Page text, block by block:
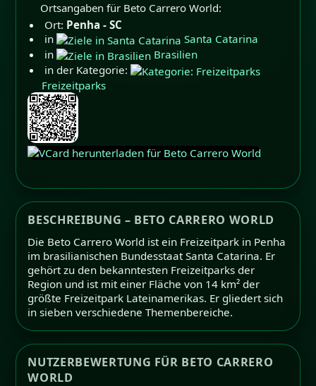
Ortsangaben für Beto Carrero World:
Ort: Penha - SC
in
Santa Catarina
in
Brasilien
in der Kategorie:
Freizeitparks
BESCHREIBUNG – BETO CARRERO WORLD
Die Beto Carrero World ist ein Freizeitpark in Penha
im brasilianischen Bundesstaat Santa Catarina. Er
gehört zu den bekanntesten Freizeitparks der
Region und ist mit einer Fläche von 14 km² der
größte Freizeitpark Lateinamerikas. Er gliedert sich
in sieben verschiedene Themenbereiche.
NUTZERBEWERTUNG FÜR BETO CARRERO
WORLD